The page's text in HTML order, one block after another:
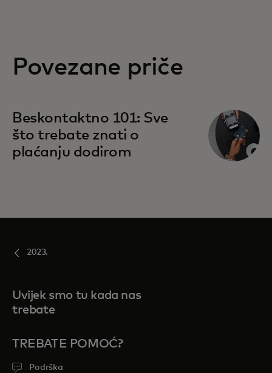
Povezane priče
Beskontaktno 101: Sve
što trebate znati o
plaćanju dodirom
2023.
Uvijek smo tu kada nas
trebate
TREBATE POMOĆ?
Podrška